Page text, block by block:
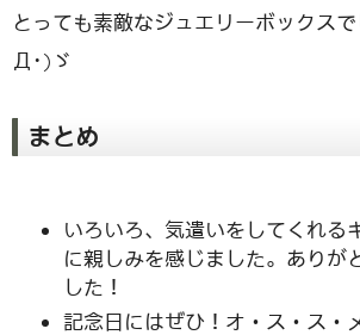
とっても素敵なジュエリーボックス
Д･)ゞ
まとめ
いろいろ、気遣いをしてくれる
に親しみを感じました。ありが
した！
記念日にはぜひ！オ・ス・ス・